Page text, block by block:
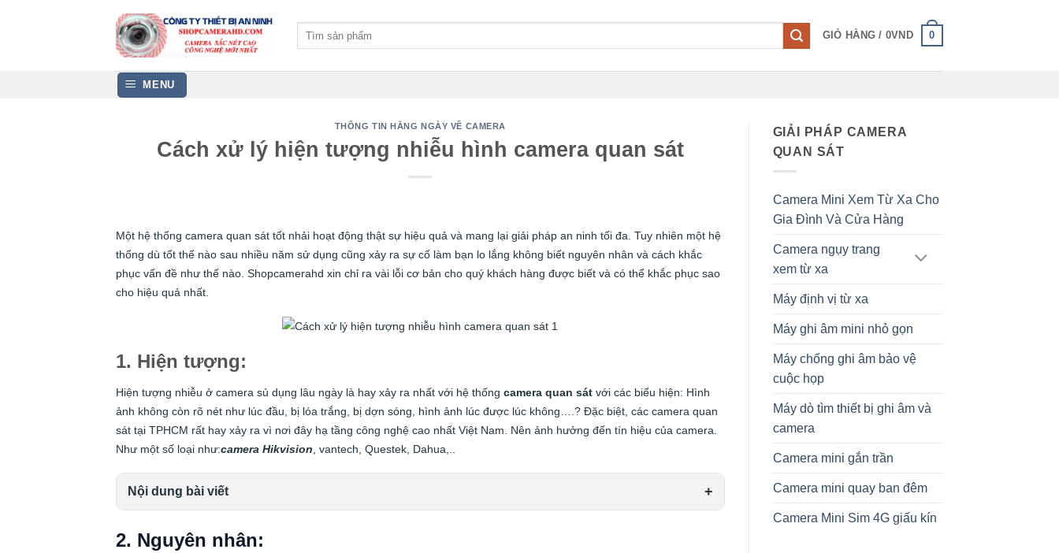
GIỎ HÀNG / 0VND 0
MENU
THÔNG TIN HẰNG NGÀY VỀ CAMERA
Cách xử lý hiện tượng nhiễu hình camera quan sát
Một hệ thống camera quan sát tốt nhải hoạt động thật sự hiệu quả và mang lại giải pháp an ninh tối đa. Tuy nhiên một hệ
thống dù tốt thế nào sau nhiều năm sử dụng cũng xảy ra sự cố làm bạn lo lắng không biết nguyên nhân và cách khắc
phục vấn đề như thế nào. Shopcamerahd xin chỉ ra vài lỗi cơ bản cho quý khách hàng được biết và có thể khắc phục sao
cho hiệu quả nhất.
1. Hiện tượng:
Hiện tượng nhiễu ở camera sủ dụng lâu ngày là hay xảy ra nhất với hệ thống camera quan sát với các biểu hiện: Hình
ảnh không còn rõ nét như lúc đầu, bị lóa trắng, bị dợn sóng, hình ảnh lúc được lúc không….? Đặc biệt, các camera quan
sát tại TPHCM rất hay xảy ra vì nơi đây hạ tầng công nghệ cao nhất Việt Nam. Nên ảnh hưởng đến tín hiệu của camera.
Như một số loại như:camera Hikvision , vantech, Questek, Dahua,..
Nội dung bài viết
2. Nguyên nhân:
GIẢI PHÁP CAMERA
QUAN SÁT
Camera Mini Xem Từ Xa Cho
Gia Đình Và Cửa Hàng
Camera ngụy trang
xem từ xa
Máy định vị từ xa
Máy ghi âm mini nhỏ gọn
Máy chống ghi âm bảo vệ
cuộc họp
Máy dò tìm thiết bị ghi âm và
camera
Camera mini gắn trần
Camera mini quay ban đêm
Camera Mini Sim 4G giấu kín